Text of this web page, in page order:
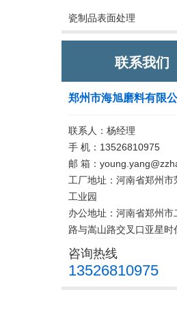
瓷制品表面处理
联系我们
郑州市海旭磨料有限
联系人：杨经理
手 机：13526810975
邮 箱：
工厂地址：河南省郑州市
工业园
办公地址：河南省郑州市
路与嵩山路交叉口亚星时
咨询热线
13526810975